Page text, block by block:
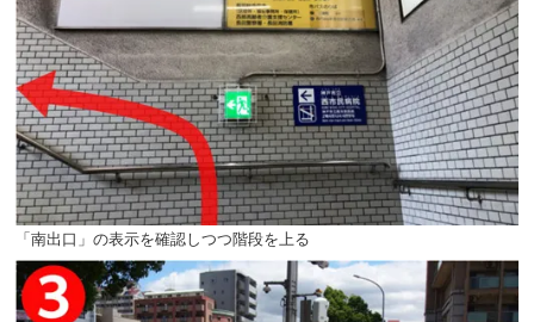
「南出口」の表示を確認しつつ階段を上る